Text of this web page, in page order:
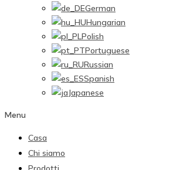
German
Hungarian
Polish
Portuguese
Russian
Spanish
Japanese
Menu
Casa
Chi siamo